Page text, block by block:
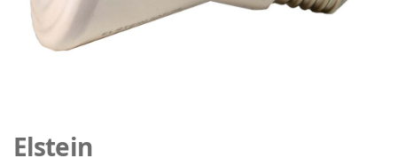
naar
het
Elstein